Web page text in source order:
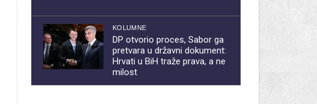
KOLUMNE
DP otvorio proces, Sabor ga
pretvara u državni dokument:
Hrvati u BiH traže prava, a ne
milost